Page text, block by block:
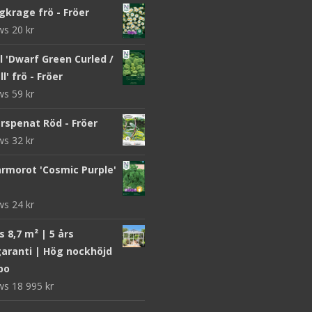
frö - Fröer
20 kr
'Dwarf Green Curled /
frö - Fröer
59 kr
Röd - Fröer
32 kr
'Cosmic Purple'
24 kr
8,7 m² | 5 års
| Hög nockhöjd
18 995 kr